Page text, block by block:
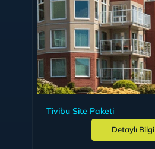
Tivibu Site Paketi
Detaylı Bilgi